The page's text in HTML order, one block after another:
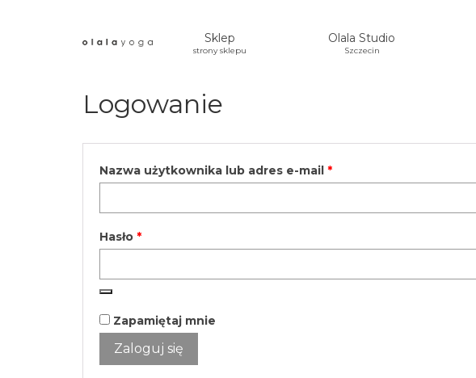
Sklep
strony sklepu
Olala Studio
Szczecin
Logowanie
Nazwa użytkownika lub adres e-mail *Wymagane
Hasło *Wymagane
Zapamiętaj mnie
Zaloguj się